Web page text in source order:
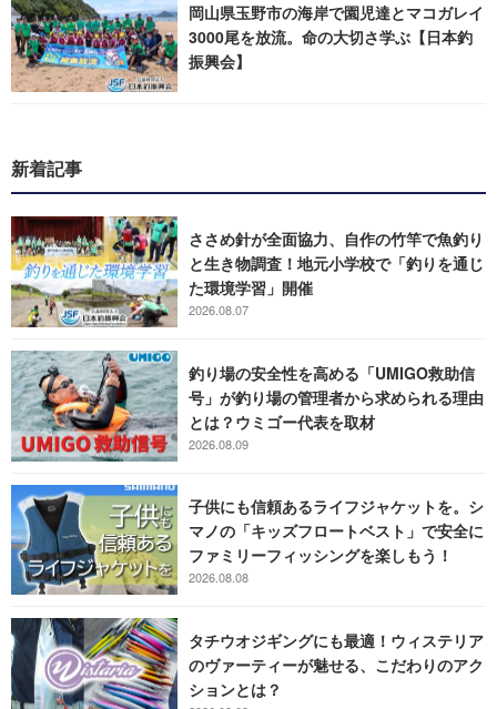
岡山県玉野市の海岸で園児達とマコガレイ
3000尾を放流。命の大切さ学ぶ【日本釣
振興会】
新着記事
ささめ針が全面協力、自作の竹竿で魚釣り
と生き物調査！地元小学校で「釣りを通じ
た環境学習」開催
2026.08.07
釣り場の安全性を高める「UMIGO救助信
号」が釣り場の管理者から求められる理由
とは？ウミゴー代表を取材
2026.08.09
子供にも信頼あるライフジャケットを。シ
マノの「キッズフロートベスト」で安全に
ファミリーフィッシングを楽しもう！
2026.08.08
タチウオジギングにも最適！ウィステリア
のヴァーティーが魅せる、こだわりのアク
ションとは？